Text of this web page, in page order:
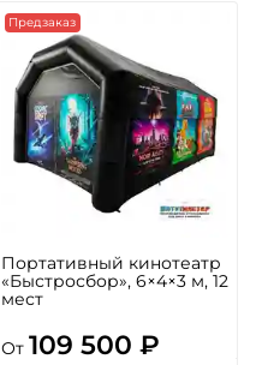
Предзаказ
Портативный кинотеатр
«Быстросбор», 6×4×3 м, 12
мест
От 109 500 ₽